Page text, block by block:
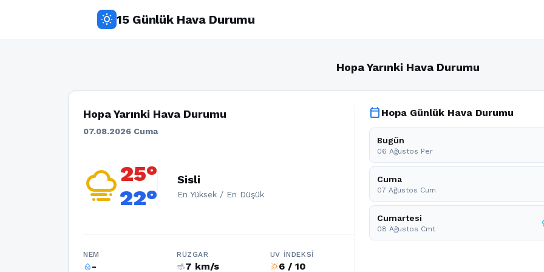
wb_sunny 15 Günlük Hava Durumu
Hopa Yarınki Hava Durumu
Hopa Yarınki Hava Durumu
07.08.2026 Cuma
foggy25°
22°
Sisli
En Yüksek / En Düşük
NEM
humidity_percentage-
RÜZGAR
air7 km/s
UV İNDEKSI
wb_sunny6 / 10
calendar_today Hopa Günlük Hava Durumu
Bugün
06 Ağustos Per
Cuma
07 Ağustos Cum
Cumartesi
08 Ağustos Cmt